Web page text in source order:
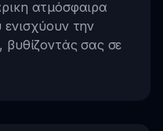
ατμόσφαιρα
ενισχύουν την
βυθίζοντάς σας σε